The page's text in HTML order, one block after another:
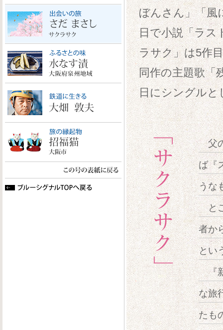
ぼんさん」「風
日で小説「ラス
ラサク」は5作
同作の主題歌「
日にシングルと
父の
ば『
うな
とこ
者か
とい
『新
な旅
たも